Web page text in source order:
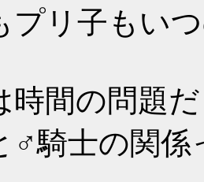
プリ子もい
時間の問題
♂騎士の関係